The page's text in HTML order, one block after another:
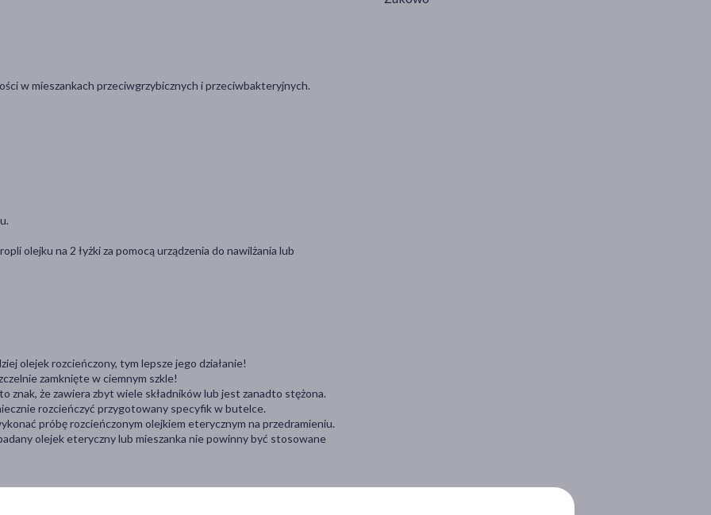
w mieszankach przeciwgrzybicznych i przeciwbakteryjnych.
olejku na 2 łyżki za pomocą urządzenia do nawilżania lub
olejek rozcieńczony, tym lepsze jego działanie!
zamknięte w ciemnym szkle!
znak, że zawiera zbyt wiele składników lub jest zanadto stężona.
rozcieńczyć przygotowany specyfik w butelce.
próbę rozcieńczonym olejkiem eterycznym na przedramieniu.
olejek eteryczny lub mieszanka nie powinny być stosowane